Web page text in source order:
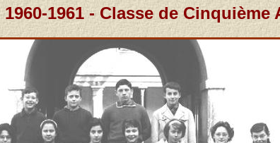
1961 - Classe de Cinquième